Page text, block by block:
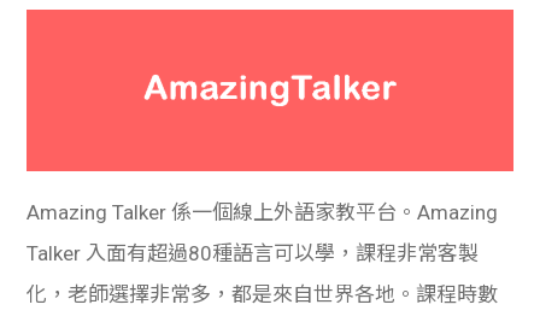
Amazing Talker 係一個線上外語家教平台。Amazing
Talker 入面有超過80種語言可以學，課程非常客製
化，老師選擇非常多，都是來自世界各地。課程時數